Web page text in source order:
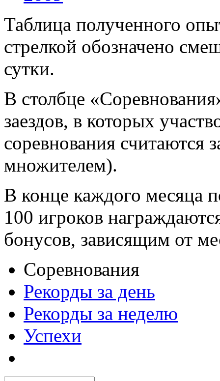
Таблица полученного
стрелкой обозначено
сутки.
В столбце
заездов, в которых
соревнования считаются
множителем).
В конце каждого месяца
100 игроков
бонусов, зависящим от
Соревнования
Рекорды за день
Рекорды за неделю
Успехи